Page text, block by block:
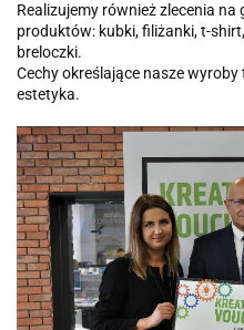
Realizujemy również zlecenia
produktów: kubki, filiżanki, t-
breloczki.
Cechy określające nasze
estetyka.